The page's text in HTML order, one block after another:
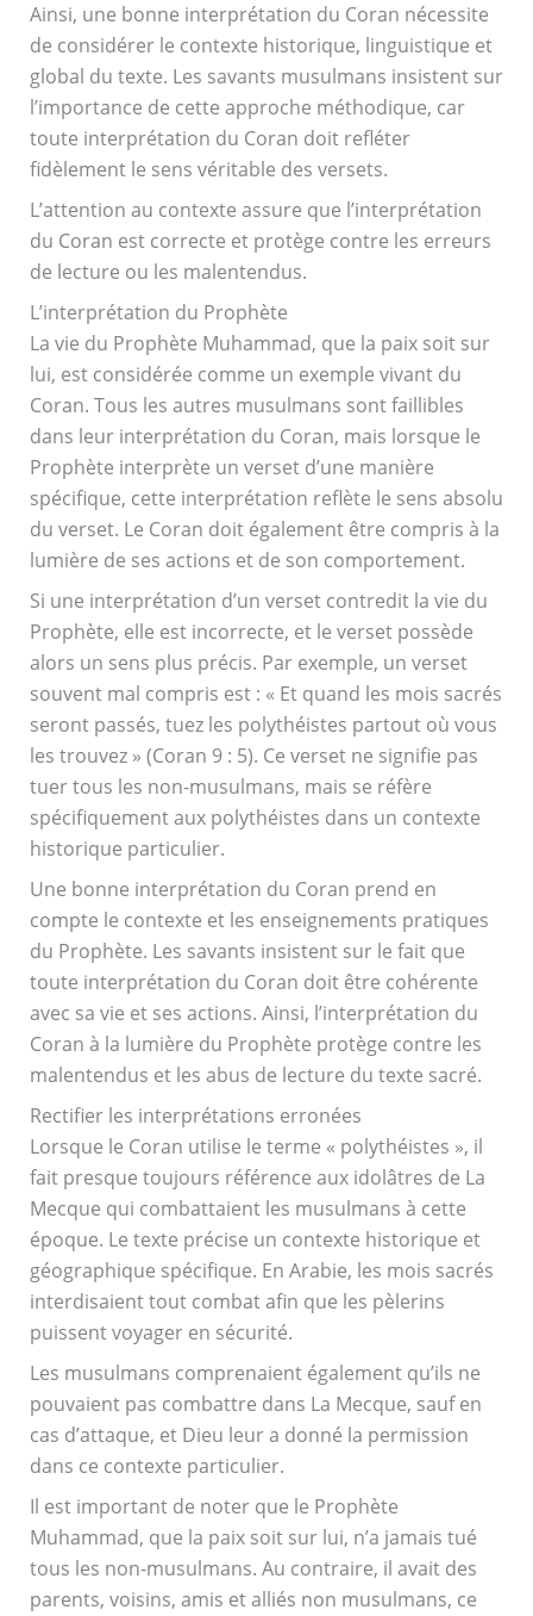
Ainsi, une bonne interprétation du Coran nécessite
de considérer le contexte historique, linguistique et
global du texte. Les savants musulmans insistent sur
l’importance de cette approche méthodique, car
toute interprétation du Coran doit refléter
fidèlement le sens véritable des versets.
L’attention au contexte assure que l’interprétation
du Coran est correcte et protège contre les erreurs
de lecture ou les malentendus.
L’interprétation du Prophète
La vie du Prophète Muhammad, que la paix soit sur
lui, est considérée comme un exemple vivant du
Coran. Tous les autres musulmans sont faillibles
dans leur interprétation du Coran, mais lorsque le
Prophète interprète un verset d’une manière
spécifique, cette interprétation reflète le sens absolu
du verset. Le Coran doit également être compris à la
lumière de ses actions et de son comportement.
Si une interprétation d’un verset contredit la vie du
Prophète, elle est incorrecte, et le verset possède
alors un sens plus précis. Par exemple, un verset
souvent mal compris est : « Et quand les mois sacrés
seront passés, tuez les polythéistes partout où vous
les trouvez » (Coran 9 : 5). Ce verset ne signifie pas
tuer tous les non-musulmans, mais se réfère
spécifiquement aux polythéistes dans un contexte
historique particulier.
Une bonne interprétation du Coran prend en
compte le contexte et les enseignements pratiques
du Prophète. Les savants insistent sur le fait que
toute interprétation du Coran doit être cohérente
avec sa vie et ses actions. Ainsi, l’interprétation du
Coran à la lumière du Prophète protège contre les
malentendus et les abus de lecture du texte sacré.
Rectifier les interprétations erronées
Lorsque le Coran utilise le terme « polythéistes », il
fait presque toujours référence aux idolâtres de La
Mecque qui combattaient les musulmans à cette
époque. Le texte précise un contexte historique et
géographique spécifique. En Arabie, les mois sacrés
interdisaient tout combat afin que les pèlerins
puissent voyager en sécurité.
Les musulmans comprenaient également qu’ils ne
pouvaient pas combattre dans La Mecque, sauf en
cas d’attaque, et Dieu leur a donné la permission
dans ce contexte particulier.
Il est important de noter que le Prophète
Muhammad, que la paix soit sur lui, n’a jamais tué
tous les non-musulmans. Au contraire, il avait des
parents, voisins, amis et alliés non musulmans, ce